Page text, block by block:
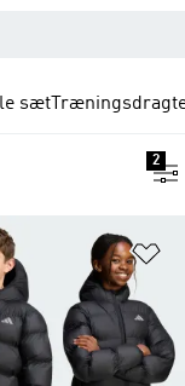
sæt
2